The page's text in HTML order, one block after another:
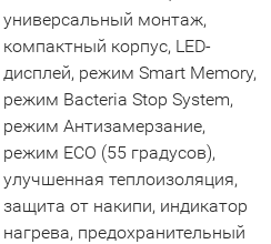
универсальный монтаж,
компактный корпус, LED-
дисплей, режим Smart Memory,
режим Bacteria Stop System,
режим Антизамерзание,
режим ECO (55 градусов),
улучшенная теплоизоляция,
защита от накипи, индикатор
нагрева, предохранительный